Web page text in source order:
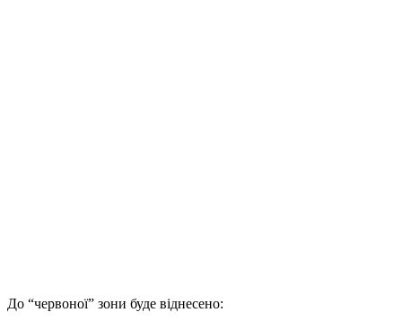
До “червоної” зони буде віднесено: